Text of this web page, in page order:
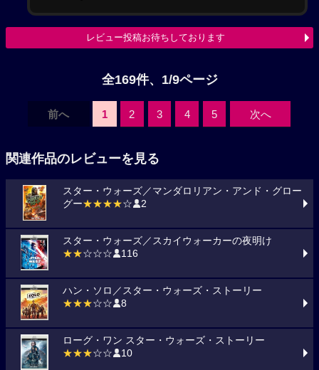
レビュー投稿お待ちしております
全169件、1/9ページ
前へ 1 2 3 4 5 次へ
関連作品のレビューを見る
スター・ウォーズ／マンダロリアン・アンド・グロー
グー★★★★☆ 2
スター・ウォーズ／スカイウォーカーの夜明け
★★☆☆☆ 116
ハン・ソロ／スター・ウォーズ・ストーリー
★★★☆☆ 8
ローグ・ワン スター・ウォーズ・ストーリー
★★★☆☆ 10